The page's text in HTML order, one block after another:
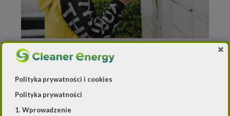
5 listopada 2024
paczkomatów
Polityka prywatności i cookies
Polityka prywatności
1. Wprowadzenie